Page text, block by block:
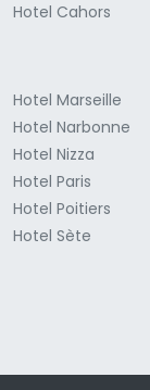
Hotel Cahors
Hotel Marseille
Hotel Narbonne
Hotel Nizza
Hotel Paris
Hotel Poitiers
Hotel Sète